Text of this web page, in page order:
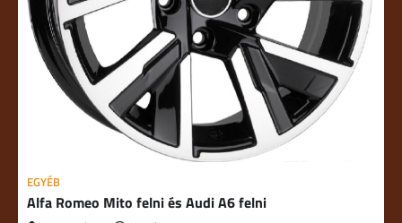
EGYÉB
Alfa Romeo Mito felni és Audi A6 felni